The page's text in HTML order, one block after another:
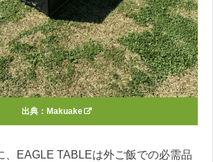
出典： Makuake
、EAGLE TABLEは外ご飯での必需品